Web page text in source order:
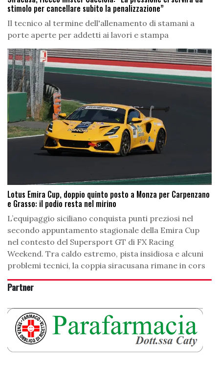
stimolo per cancellare subito la penalizzazione”
Il tecnico al termine dell'allenamento di stamani a
porte aperte per addetti ai lavori e stampa
Lotus Emira Cup, doppio quinto posto a Monza per Carpenzano
e Grasso: il podio resta nel mirino
L’equipaggio siciliano conquista punti preziosi nel
secondo appuntamento stagionale della Emira Cup
nel contesto del Supersport GT di FX Racing
Weekend. Tra caldo estremo, pista insidiosa e alcuni
problemi tecnici, la coppia siracusana rimane in cors
Partner